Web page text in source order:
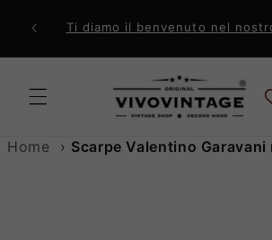
direttamente
ai contenuti
a 99€ Ti diamo il benvenuto nel
Home › Scarpe Valentino Garavani